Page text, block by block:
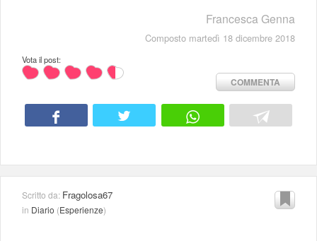
Francesca Genna
Composto martedì 18 dicembre 2018
Vota il post:
COMMENTA
Scritto da: Fragolosa67
in Diario (Esperienze)